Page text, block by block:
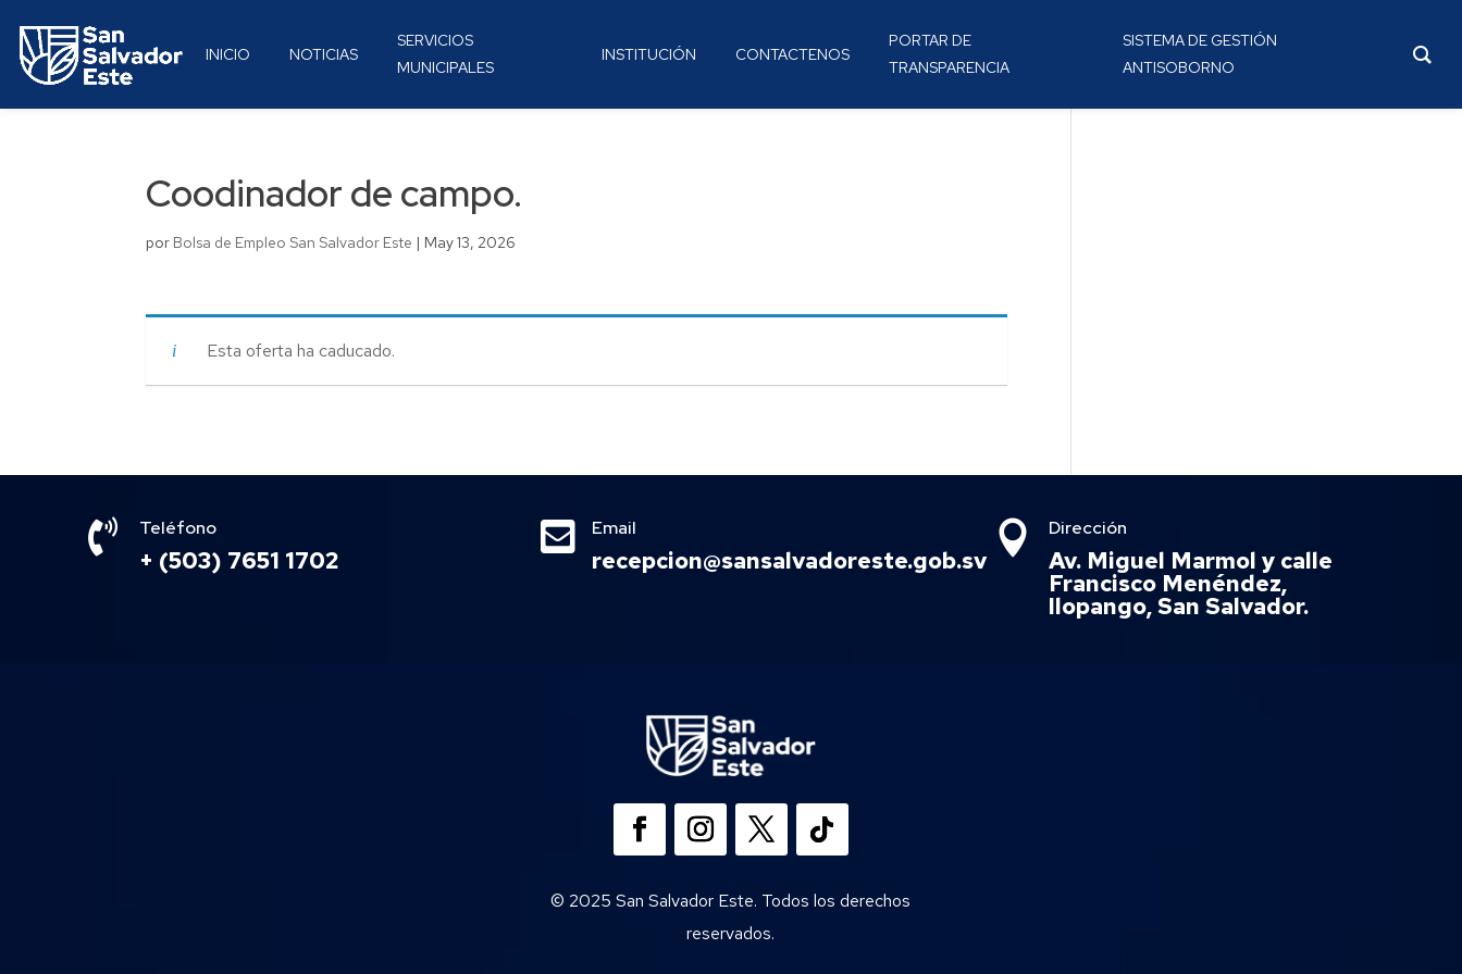
INICIO NOTICIAS
SERVICIOS
MUNICIPALES
INSTITUCIÓN CONTACTENOS
PORTAR DE
TRANSPARENCIA
SISTEMA DE GESTIÓN
ANTISOBORNO
Coodinador de campo.
por Bolsa de Empleo San Salvador Este | May 13, 2026
Esta oferta ha caducado.
 Teléfono
+ (503) 7651 1702
 Email
recepcion@sansalvadoreste.gob.sv
 Dirección
Av. Miguel Marmol y calle
Francisco Menéndez,
Ilopango, San Salvador.
© 2025 San Salvador Este. Todos los derechos
reservados.